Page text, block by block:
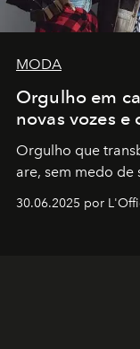
MODA
Orgulho em
novas vozes e
Orgulho que
are, sem medo de
30.06.2025 por